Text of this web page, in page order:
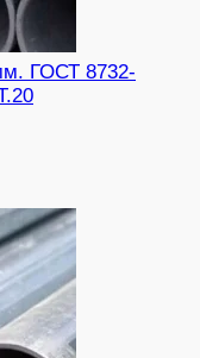
ГОСТ 8732-